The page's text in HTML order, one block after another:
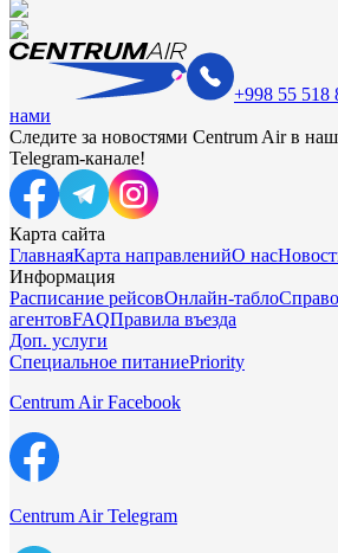
+998 55 518
нами
Следите за новостями Centrum Air в
Telegram-канале!
Карта сайта
ГлавнаяКарта направленийО нас
Информация
Расписание рейсовОнлайн-табло
агентовFAQПравила въезда
Доп. услуги
Специальное питаниеPriority
Centrum Air Facebook
Centrum Air Telegram